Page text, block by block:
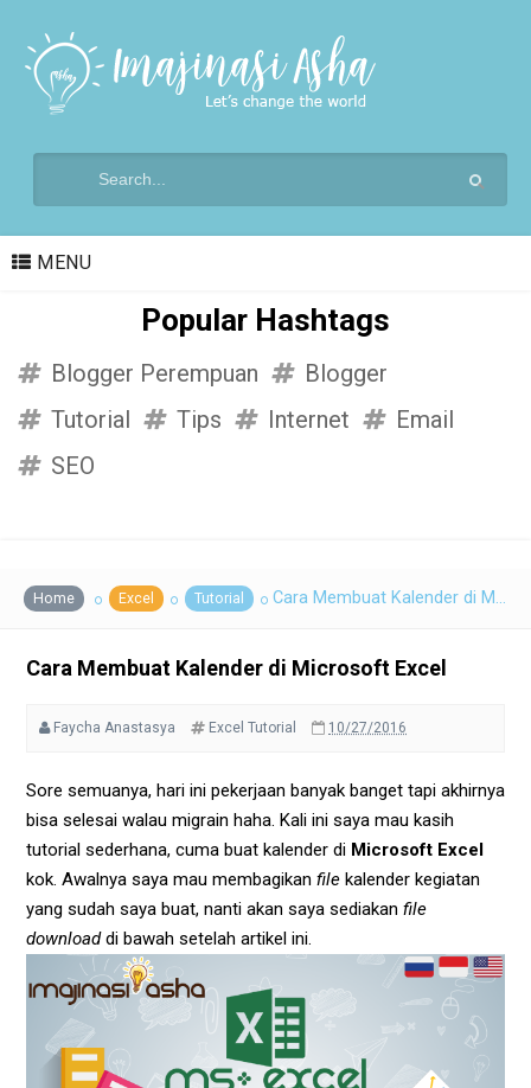
MENU
Popular Hashtags
Blogger Perempuan
Blogger
Tutorial
Tips Internet
Email
SEO
Home Excel Tutorial Cara Membuat Kalender di Microsoft Excel
Cara Membuat Kalender di Microsoft Excel
Faycha Anastasya Excel Tutorial 10/27/2016
Sore semuanya, hari ini pekerjaan banyak banget tapi akhirnya
bisa selesai walau migrain haha. Kali ini saya mau kasih
tutorial sederhana, cuma buat kalender di Microsoft Excel
kok. Awalnya saya mau membagikan file kalender kegiatan
yang sudah saya buat, nanti akan saya sediakan file
downloaddi bawah setelah artikel ini.